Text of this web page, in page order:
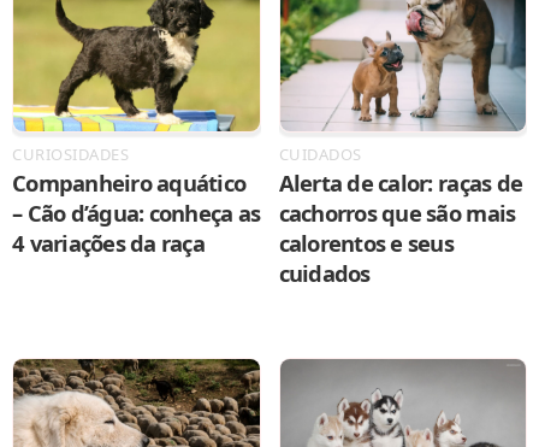
CURIOSIDADES
Companheiro aquático
– Cão d’água: conheça as
4 variações da raça
CUIDADOS
Alerta de calor: raças de
cachorros que são mais
calorentos e seus
cuidados